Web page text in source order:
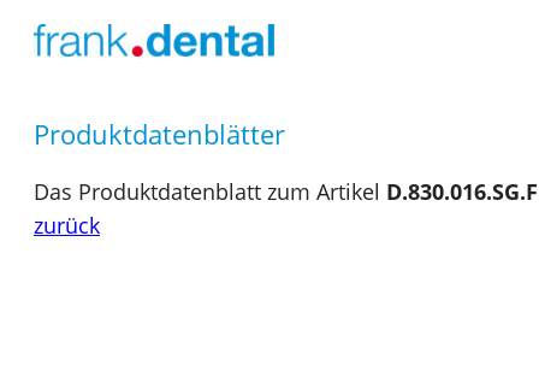
Produktdatenblätter
Das Produktdatenblatt zum Artikel
zurück